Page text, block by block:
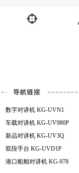
数字对讲机 KG-UVN1
车载对讲机 KG-UV980P
新品对讲机 KG-UV3Q
双段手台 KG-UVD1P
港口船舶对讲机 KG-978